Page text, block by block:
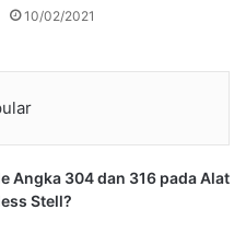
10/02/2021
Angka 304 dan 316 pada Alat
Stell?